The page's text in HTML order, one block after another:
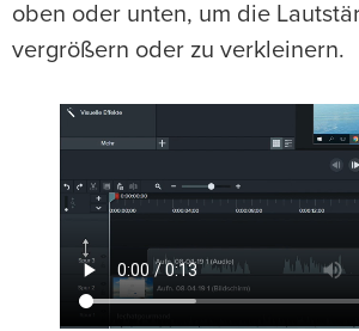
oben oder unten, um die
vergrößern oder zu verkleinern.